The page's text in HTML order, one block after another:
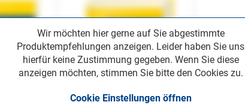
Wir möchten hier gerne auf Sie abgestimmte
Produktempfehlungen anzeigen. Leider haben Sie uns
hierfür keine Zustimmung gegeben. Wenn Sie diese
anzeigen möchten, stimmen Sie bitte den Cookies zu.
Cookie Einstellungen öffnen